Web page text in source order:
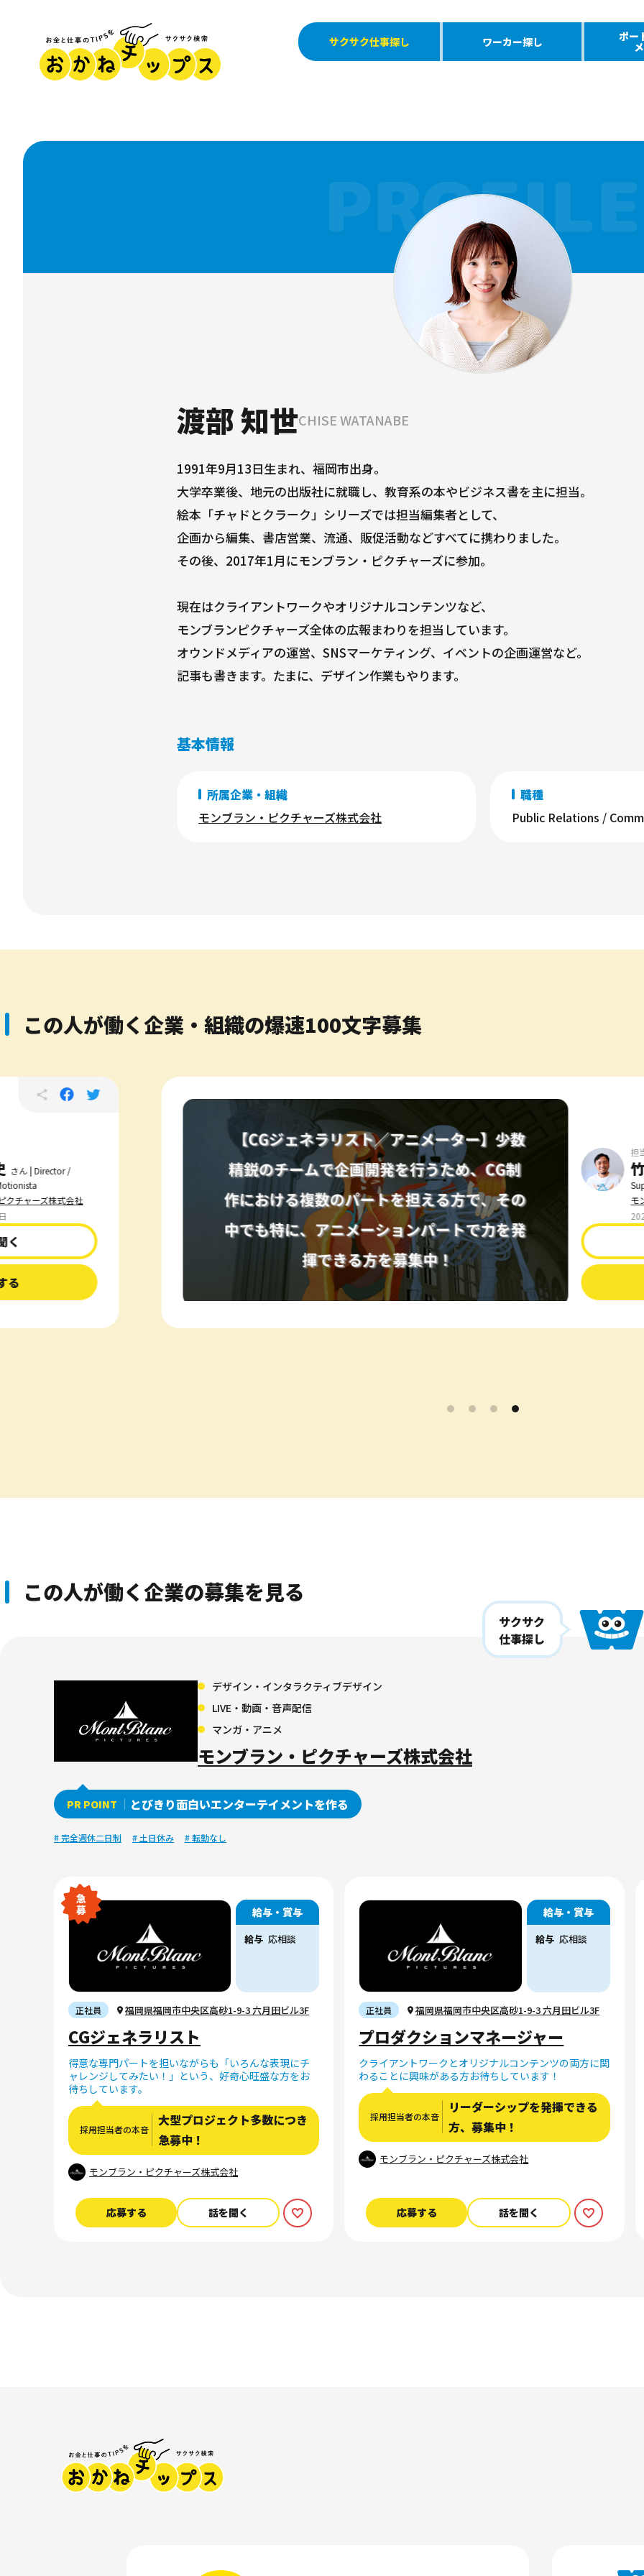
サクサク仕事探し ワーカー探し ポー
渡部 知世CHISE WATANABE
1991年9月13日生まれ、福岡市出身。
大学卒業後、地元の出版社に就職し、教育系の本やビジネス書を主に担当。
絵本「チャドとクラーク」シリーズでは担当編集者として、
企画から編集、書店営業、流通、販促活動などすべてに携わりました。
その後、2017年1月にモンブラン・ピクチャーズに参加。
現在はクライアントワークやオリジナルコンテンツなど、
モンブランピクチャーズ全体の広報まわりを担当しています。
オウンドメディアの運営、SNSマーケティング、イベントの企画運営など。
基本情報
所属企業・組織
モンブラン・ピクチャーズ株式会社
職種
Public Relations /
この人が働く企業・組織の爆速100文字募集
さん | Director /
クチャーズ株式会社
く
る
担
モ
この人が働く企業の募集を見る
デザイン・インタラクティブデザイン
LIVE・動画・音声配信
マンガ・アニメ
モンブラン・ピクチャーズ株式会社
PR POINT とびきり面白いエンターテイメントを作る
# 完全週休二日制 # 土日休み # 転勤なし
給与・賞与
給与 応相談
正社員 福岡県福岡市中央区高砂1-9-3 六月田ビル3F
CGジェネラリスト
得意な専門パートを担いながらも「いろんな表現にチ
ャレンジしてみたい！」という、好奇心旺盛な方をお
待ちしています。
採用担当者の本音
大型プロジェクト多数につき
急募中！
モンブラン・ピクチャーズ株式会社
応募する 話を聞く
給与・賞与
給与 応相談
正社員 福岡県福岡市中央区高砂1-9-3 六月田ビル3F
プロダクションマネージャー
クライアントワークとオリジナルコンテンツの両方に関
わることに興味がある方お待ちしています！
採用担当者の本音
リーダーシップを発揮できる
方、募集中！
モンブラン・ピクチャーズ株式会社
応募する 話を聞く
サクサク
仕事探し